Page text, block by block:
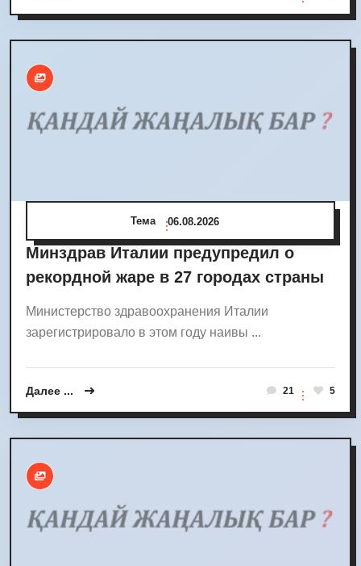
Тема 06.08.2026
Минздрав Италии предупредил о
рекордной жаре в 27 городах страны
Министерство здравоохранения Италии
зарегистрировало в этом году наивы ...
Далее ... 21 5